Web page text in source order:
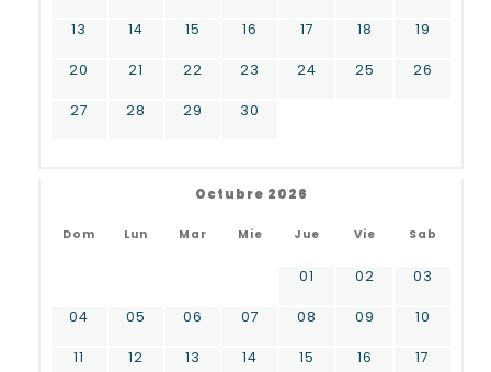
13 14 15 16 17 18 19
20 21 22 23 24 25 26
27 28 29 30
Octubre 2026
Dom Lun Mar Mie Jue Vie Sab
01 02 03
04 05 06 07 08 09 10
11 12 13 14 15 16 17